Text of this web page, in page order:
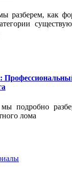
разберем, как
подробно
лома